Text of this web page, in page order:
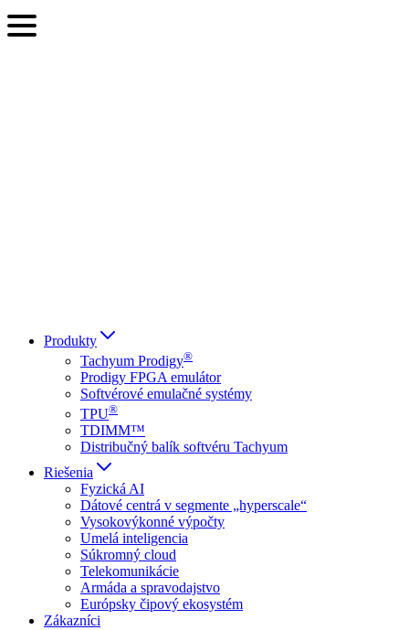
Produkty
Tachyum Prodigy®
Prodigy FPGA emulátor
Softvérové emulačné systémy
TPU®
TDIMM™
Distribučný balík softvéru Tachyum
Riešenia
Fyzická AI
Dátové centrá v segmente „hyperscale“
Vysokovýkonné výpočty
Umelá inteligencia
Súkromný cloud
Telekomunikácie
Armáda a spravodajstvo
Európsky čipový ekosystém
Zákazníci